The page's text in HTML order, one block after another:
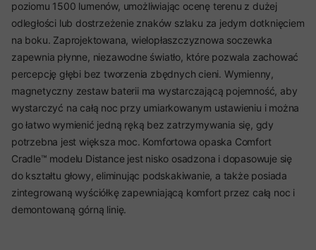
poziomu 1500 lumenów, umożliwiając ocenę terenu z dużej
odległości lub dostrzeżenie znaków szlaku za jedym dotknięciem
na boku. Zaprojektowana, wielopłaszczyznowa soczewka
zapewnia płynne, niezawodne światło, które pozwala zachować
percepcję głębi bez tworzenia zbędnych cieni. Wymienny,
magnetyczny zestaw baterii ma wystarczającą pojemność, aby
wystarczyć na całą noc przy umiarkowanym ustawieniu i można
go łatwo wymienić jedną ręką bez zatrzymywania się, gdy
potrzebna jest większa moc. Komfortowa opaska Comfort
Cradle™ modelu Distance jest nisko osadzona i dopasowuje się
do kształtu głowy, eliminując podskakiwanie, a także posiada
zintegrowaną wyściółkę zapewniającą komfort przez całą noc i
demontowaną górną linię.